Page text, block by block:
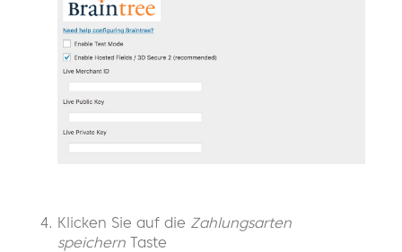
Klicken Sie auf die Zahlungsarten
speichern Taste